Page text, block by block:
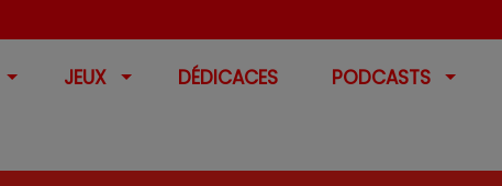
JEUX DÉDICACES PODCASTS